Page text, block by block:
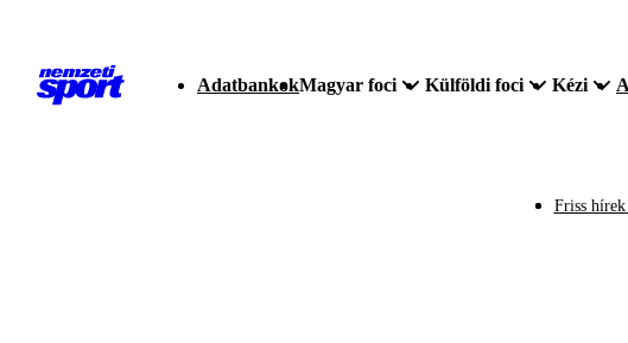
AdatbankokMagyar foci Külföldi foci Kézi
Friss hírek